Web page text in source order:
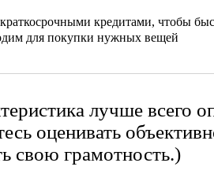
кредитами, чтобы
для покупки нужных вещей
лучше всего
оценивать
свою грамотность.)